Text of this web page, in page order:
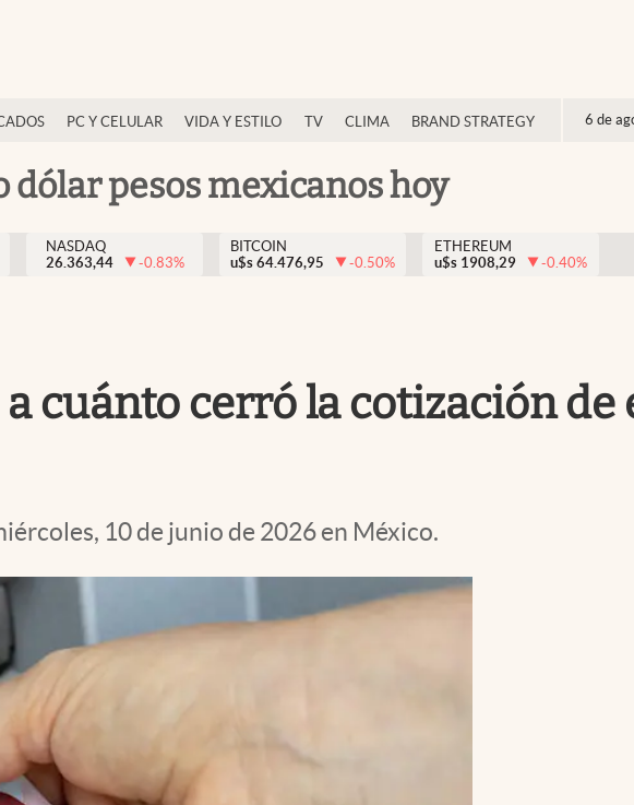
PC Y CELULAR VIDA Y ESTILO TV CLIMA BRAND STRATEGY 6 de
dólar pesos mexicanos hoy
NASDAQ
26.363,44
-0.83%
BITCOIN
u$s 64.476,95 -0.50%
ETHEREUM
u$s 1908,29 -0.40%
cuánto cerró la cotización de
10 de junio de 2026 en México.